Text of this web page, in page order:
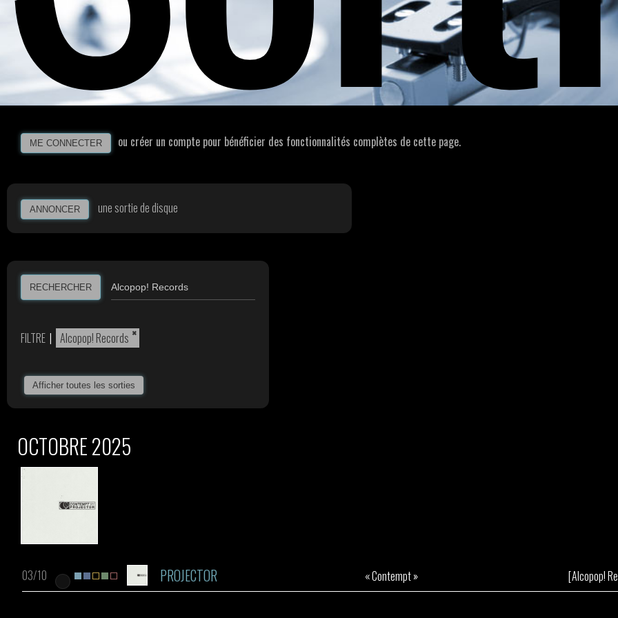
ME CONNECTER ou créer un compte pour bénéficier des fonctionnalités complètes de cette page.
ANNONCER une sortie de disque
RECHERCHER
FILTRE | ×
Alcopop! Records
Afficher toutes les sorties
OCTOBRE 2025
03/10 PROJECTOR « Contempt » [Alcopop!